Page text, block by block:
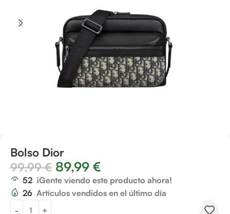
Bolso Dior
99,99€ 89,99 €
52 ¡Gente viendo este producto ahora!
26 Artículos vendidos en el último día